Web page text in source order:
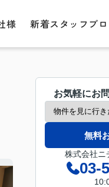
様 新着スタッフブ
お気軽にお
無料
株式会社ニ
03-